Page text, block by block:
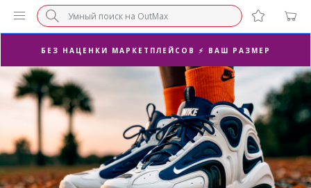
БЕЗ НАЦЕНКИ МАРКЕТПЛЕЙСОВ ⚡ ВАШ РАЗМЕР
3-Я ПАРА В ПОДАРОК 🎁
ПОСЛЕДНИЕ РАЗМЕРЫ ОТ 1500₽⚡️
СУПЕРАКЦИЯ 🔥 2-Я ПАРА -50%